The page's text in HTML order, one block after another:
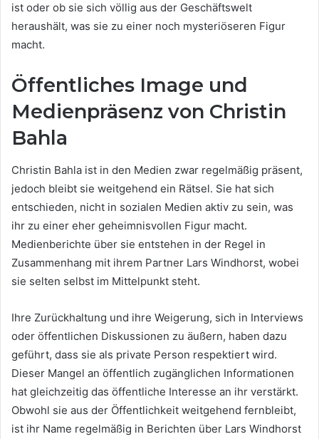
ist oder ob sie sich völlig aus der Geschäftswelt
heraushält, was sie zu einer noch mysteriöseren Figur
macht.
Öffentliches Image und
Medienpräsenz von Christin
Bahla
Christin Bahla ist in den Medien zwar regelmäßig präsent,
jedoch bleibt sie weitgehend ein Rätsel. Sie hat sich
entschieden, nicht in sozialen Medien aktiv zu sein, was
ihr zu einer eher geheimnisvollen Figur macht.
Medienberichte über sie entstehen in der Regel in
Zusammenhang mit ihrem Partner Lars Windhorst, wobei
sie selten selbst im Mittelpunkt steht.
Ihre Zurückhaltung und ihre Weigerung, sich in Interviews
oder öffentlichen Diskussionen zu äußern, haben dazu
geführt, dass sie als private Person respektiert wird.
Dieser Mangel an öffentlich zugänglichen Informationen
hat gleichzeitig das öffentliche Interesse an ihr verstärkt.
Obwohl sie aus der Öffentlichkeit weitgehend fernbleibt,
ist ihr Name regelmäßig in Berichten über Lars Windhorst